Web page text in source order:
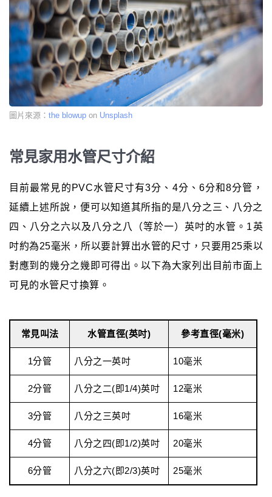
圖片來源： the blowup on Unsplash
常見家用水管尺寸介紹
目前最常見的PVC水管尺寸有3分、4分、6分和8分管，
延續上述所說，便可以知道其所指的是八分之三、八分之
四、八分之六以及八分之八（等於一）英吋的水管。1英
吋約為25毫米，所以要計算出水管的尺寸，只要用25乘以
對應到的幾分之幾即可得出。以下為大家列出目前市面上
可見的水管尺寸換算。
常見叫法 水管直徑(英吋) 參考直徑(毫米)
1分管 八分之一英吋 10毫米
2分管 八分之二(即1/4)英吋 12毫米
3分管 八分之三英吋 16毫米
4分管 八分之四(即1/2)英吋 20毫米
6分管 八分之六(即2/3)英吋 25毫米